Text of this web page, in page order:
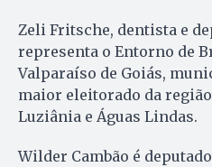
Zeli Fritsche, dentista e
representa o Entorno de
Valparaíso de Goiás,
maior eleitorado da
Luziânia e Águas Lindas.
Wilder Cambão é